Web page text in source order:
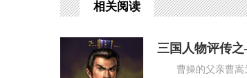
相关阅读
三国人物评传
曹操的父亲曹